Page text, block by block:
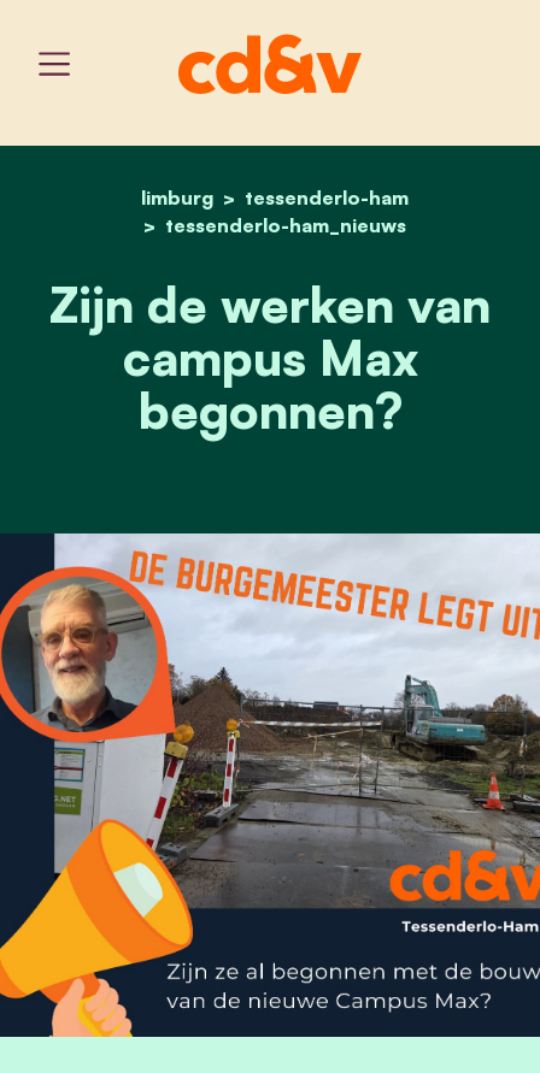
home
limburg
tessenderlo-ham
tessenderlo-ham_nieuws
zijn de werken van
Zijn de werken van
campus Max
begonnen?